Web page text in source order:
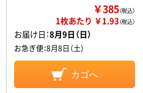
￥385（税込）
1枚あたり ￥1.93（税込）
お届け日：8月9日（日）
お急ぎ便：8月8日（土）
カゴへ